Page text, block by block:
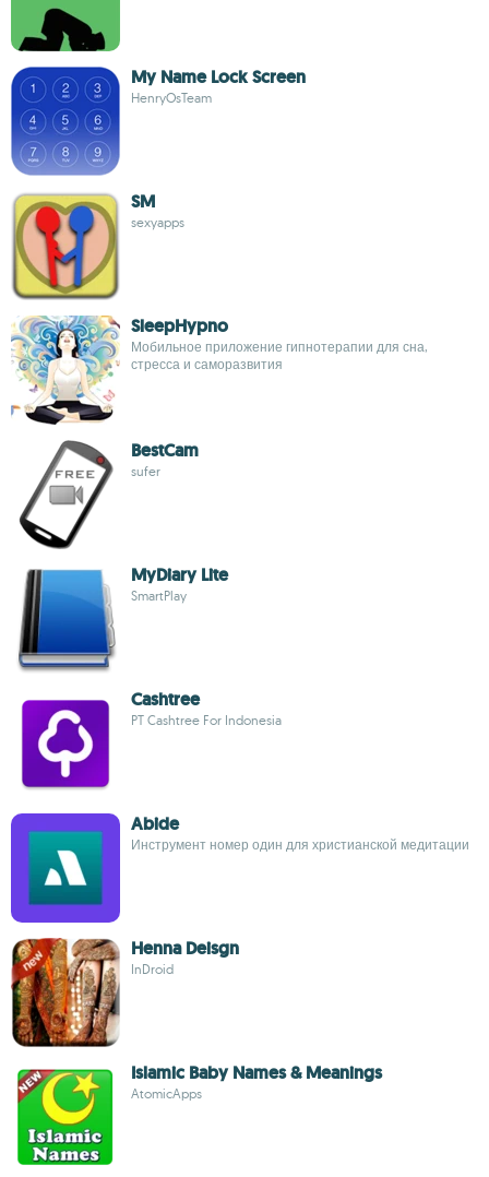
My Name Lock Screen
HenryOsTeam
SM
sexyapps
SleepHypno
Мобильное приложение гипнотерапии для сна,
стресса и саморазвития
BestCam
sufer
MyDiary Lite
SmartPlay
Cashtree
PT Cashtree For Indonesia
Abide
Инструмент номер один для христианской медитации
Henna Deisgn
InDroid
Islamic Baby Names & Meanings
AtomicApps